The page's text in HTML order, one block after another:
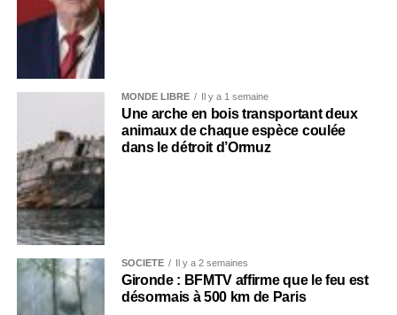
MONDE LIBRE Il y a 1 semaine
Une arche en bois transportant deux
animaux de chaque espèce coulée
dans le détroit d’Ormuz
SOCIÉTÉ Il y a 2 semaines
Gironde : BFMTV affirme que le feu est
désormais à 500 km de Paris